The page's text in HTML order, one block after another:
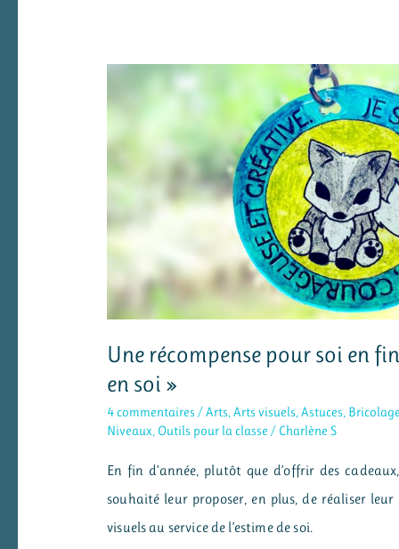
aux
Une récompense pour soi en
en soi »
4 commentaires/Arts,Arts visuels,Astuces,
Niveaux, Outils pour la classe / Charlène S
En fin d’année, plutôt que d’offrir des
souhaité leur proposer, en plus, de réaliser
visuels au service de l’estime de soi.